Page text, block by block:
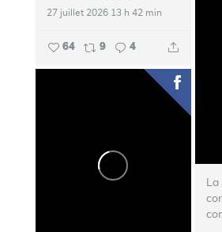
27 juillet 2026 13 h 42 min
64 9 4